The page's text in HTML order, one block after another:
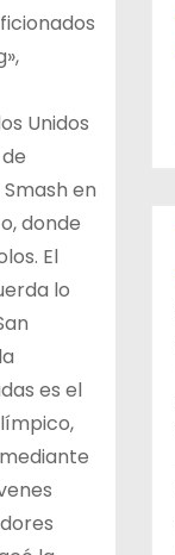
Unidos
en
donde
El
lo
es el